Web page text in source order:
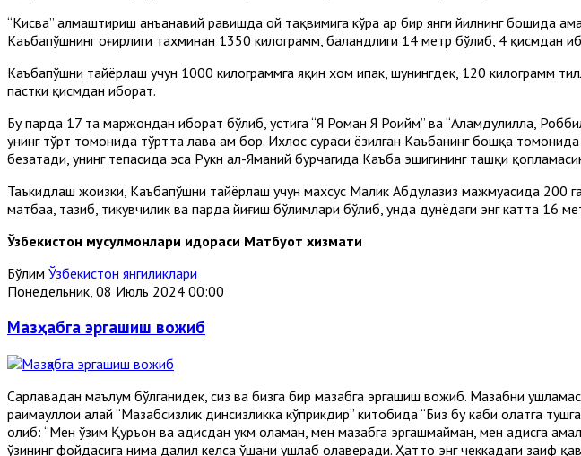
“Кисва” алмаштириш анъанавий равишда ой тақвимига кўра ҳар бир янги йилнинг бошида
Каъбапўшнинг оғирлиги тахминан 1350 килограмм, баландлиги 14 метр бўлиб, 4 қисмдан
Каъбапўшни тайёрлаш учун 1000 килограммга яқин хом ипак, шунингдек, 120 килограмм
пастки қисмдан иборат.
Бу парда 17 та маржондан иборат бўлиб, устига “Я Роҳман Я Роҳийм” ва “Aлҳамдулиллаҳ,
унинг тўрт томонида тўртта лавҳа ҳам бор. Ихлос сураси ёзилган Каъбанинг бошқа
безатади, унинг тепасида эса Рукн ал-Яманий бурчагида Каъба эшигининг ташқи
Таъкидлаш жоизки, Каъбапўшни тайёрлаш учун махсус Малик Aбдулазиз мажмуасида 200
матбаа, тазҳиб, тикувчилик ва парда йиғиш бўлимлари бўлиб, унда дунёдаги энг катта 16
Ўзбекистон мусулмонлари идораси Матбуот хизмати
Бўлим Ўзбекистон янгиликлари
Понедельник, 08 Июль 2024 00:00
Мазҳабга эргашиш вожиб
Сарлавҳадан маълум бўлганидек, сиз ва бизга бир мазҳабга эргашиш вожиб. Мазҳабни
раҳимаҳуллоҳи алайҳ “Мазҳабсизлик динсизликка кўприкдир” китобида “Биз бу каби ҳолатга
олиб: “Мен ўзим Қуръон ва ҳадисдан ҳукм оламан, мен мазҳабга эргашмайман, мен ҳадисга
ўзининг фойдасига нима далил келса ўшани ушлаб олаверади. Ҳатто энг чеккадаги заиф